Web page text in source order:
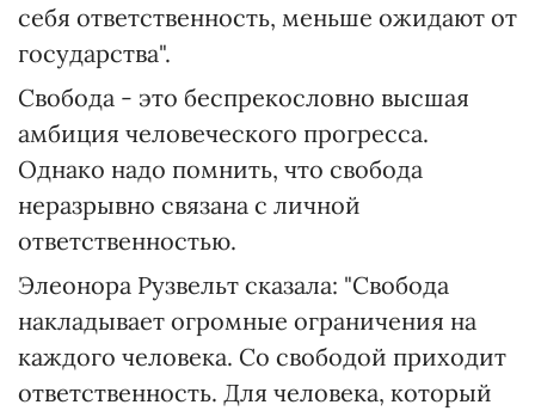
себя ответственность, меньше ожидают от
государства".
Свобода - это беспрекословно высшая
амбиция человеческого прогресса.
Однако надо помнить, что свобода
неразрывно связана с личной
ответственностью.
Элеонора Рузвельт сказала: "Свобода
накладывает огромные ограничения на
каждого человека. Со свободой приходит
ответственность. Для человека, который